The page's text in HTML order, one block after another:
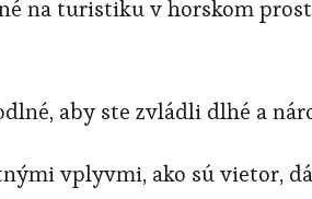
na turistiku v horskom
aby ste zvládli dlhé a
vplyvmi, ako sú vietor,